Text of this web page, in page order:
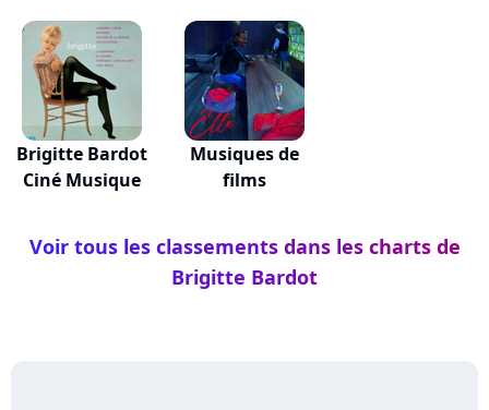
Brigitte Bardot
Ciné Musique
Musiques de
films
Voir tous les classements dans les charts de
Brigitte Bardot